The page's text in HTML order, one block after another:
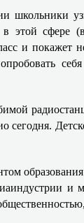
школьники
в этой сфере
и покажет
сегодня.
и